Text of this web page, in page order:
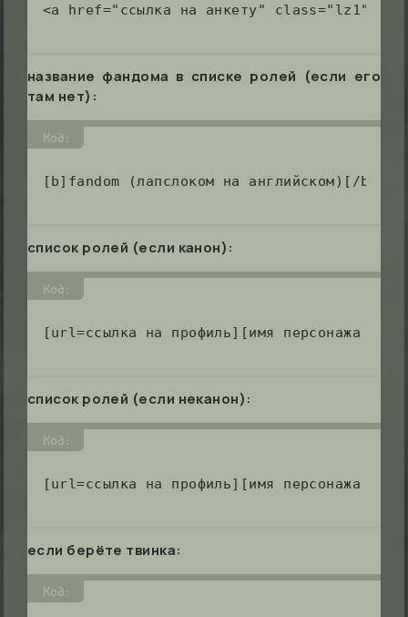
<a href="ссылка на анкету" class="lz1">имя
название фандома в списке ролей (если его
там нет):
Код:
[b]fandom (лапслоком на английском)[/b]
список ролей (если канон):
Код:
[url=ссылка на профиль][имя персонажа на
список ролей (если неканон):
Код:
[url=ссылка на профиль][имя персонажа на
если берёте твинка:
Код: